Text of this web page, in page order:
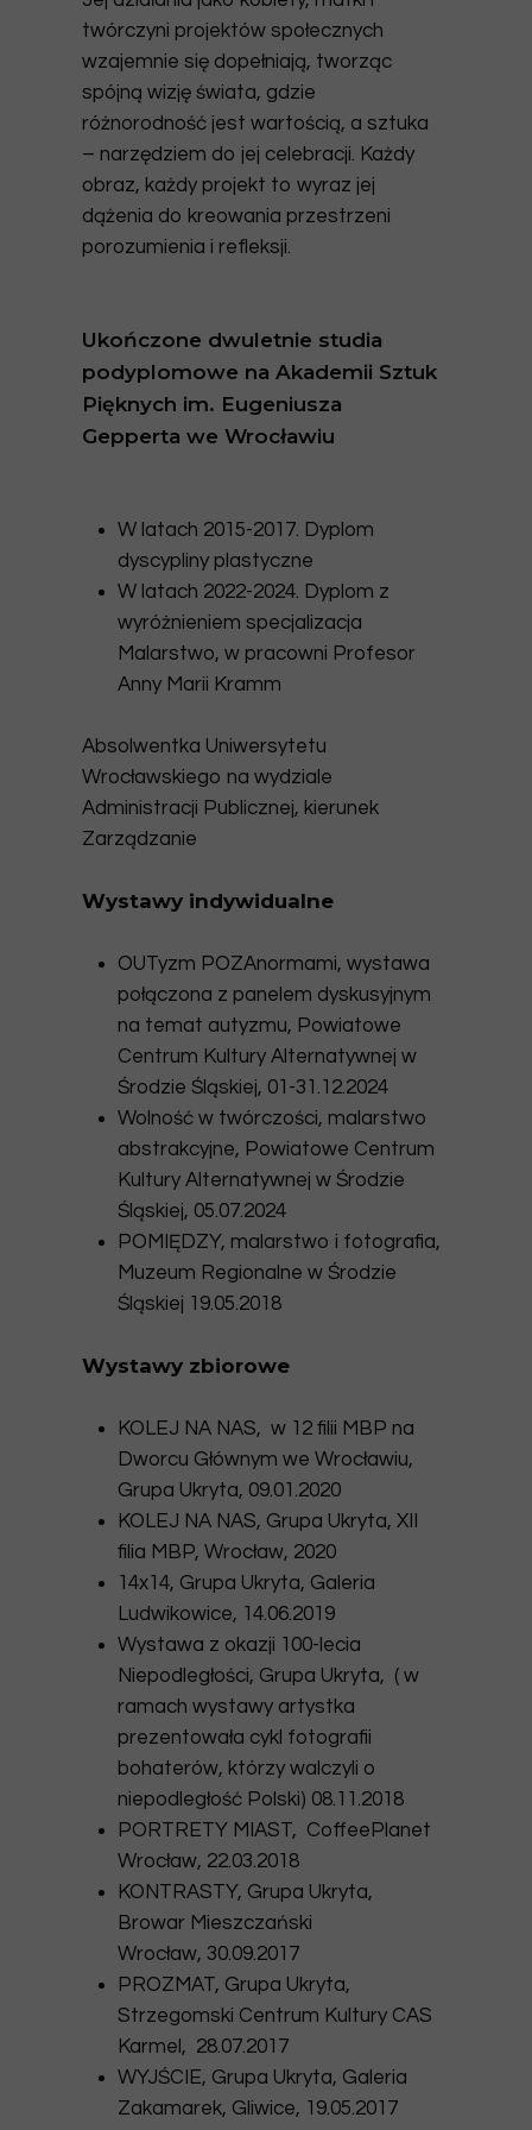
twórczyni projektów społecznych
wzajemnie się dopełniają, tworząc
spójną wizję świata, gdzie
różnorodność jest wartością, a sztuka
– narzędziem do jej celebracji. Każdy
obraz, każdy projekt to wyraz jej
dążenia do kreowania przestrzeni
porozumienia i refleksji.
Ukończone dwuletnie studia
podyplomowe na Akademii Sztuk
Pięknych im. Eugeniusza
Gepperta we Wrocławiu
W latach 2015-2017. Dyplom
dyscypliny plastyczne
W latach 2022-2024. Dyplom z
wyróżnieniem specjalizacja
Malarstwo, w pracowni Profesor
Anny Marii Kramm
Absolwentka Uniwersytetu
Wrocławskiego na wydziale
Administracji Publicznej, kierunek
Zarządzanie
Wystawy indywidualne
OUTyzm POZAnormami, wystawa
połączona z panelem dyskusyjnym
na temat autyzmu, Powiatowe
Centrum Kultury Alternatywnej w
Środzie Śląskiej, 01-31.12.2024
Wolność w twórczości, malarstwo
abstrakcyjne, Powiatowe Centrum
Kultury Alternatywnej w Środzie
Śląskiej, 05.07.2024
POMIĘDZY, malarstwo i fotografia,
Muzeum Regionalne w Środzie
Śląskiej 19.05.2018
Wystawy zbiorowe
KOLEJ NA NAS, w 12 filii MBP na
Dworcu Głównym we Wrocławiu,
Grupa Ukryta, 09.01.2020
KOLEJ NA NAS, Grupa Ukryta, XII
filia MBP, Wrocław, 2020
14x14, Grupa Ukryta, Galeria
Ludwikowice, 14.06.2019
Wystawa z okazji 100-lecia
Niepodległości, Grupa Ukryta, ( w
ramach wystawy artystka
prezentowała cykl fotografii
bohaterów, którzy walczyli o
niepodległość Polski) 08.11.2018
PORTRETY MIAST, CoffeePlanet
Wrocław, 22.03.2018
KONTRASTY, Grupa Ukryta,
Browar Mieszczański
Wrocław, 30.09.2017
PROZMAT, Grupa Ukryta,
Strzegomski Centrum Kultury CAS
Karmel, 28.07.2017
WYJŚCIE, Grupa Ukryta, Galeria
Zakamarek, Gliwice, 19.05.2017